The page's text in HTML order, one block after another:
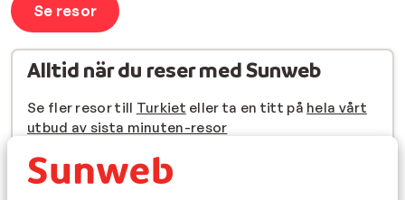
Se resor
Alltid när du reser med Sunweb
Se fler resor till Turkiet eller ta en titt på hela vårt
utbud av sista minuten-resor
Se även